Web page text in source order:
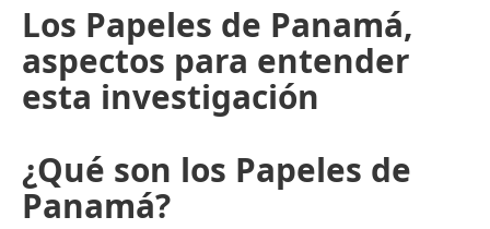
Los Papeles de Panamá,
aspectos para entender
esta investigación
¿Qué son los Papeles de
Panamá?